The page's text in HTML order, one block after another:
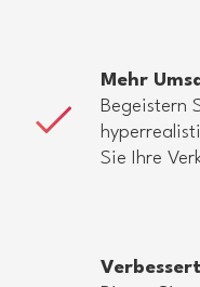
Mehr
Begeistern
Sie Ihre